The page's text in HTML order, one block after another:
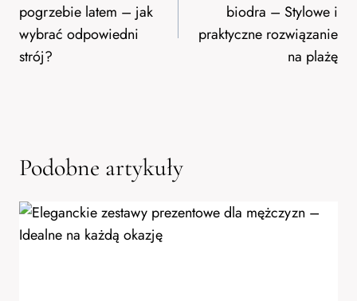
pogrzebie latem – jak
wybrać odpowiedni
strój?
biodra – Stylowe i
praktyczne rozwiązanie
na plażę
Podobne artykuły